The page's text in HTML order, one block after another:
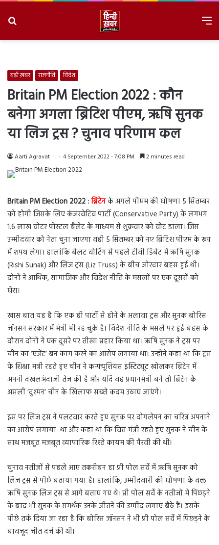
बड़ी ख़बर राजनीति विदेश
Britain PM Election 2022 : कौन
बनेगा अगला ब्रिटिश पीएम, ऋषि सुनक
या लिज ट्रस ? चुनाव परिणाम कल
Aarti Agravat 4 September 2022 - 7:08 PM 2 minutes read
Britain PM Election 2022 :ब्रिटेनकेअगलेपीएमकीघोषणा 5 सितम्बर
कोहोगीजिसकेलिएकंजरवेटिवपार्टी(Conservative Party) केलगभग
1.6 लाखवोटरपोस्टलबैलेटके माध्यम से शुक्रवार को वोट डाला। जिस
उम्मीदवारकोनेताचुनाजाएगावही 5 सितम्बरकोनएब्रिटिशपीएमकेरूप
मेंशपथलेगा। हालांकिबैलटवोटिंगसेपहलेटीवीडिबेटमेंऋषिसुनक
(Rishi Sunak) औरलिजट्रस(Liz Truss) केबीचज़ोरदारबहसहुई थी।
दोनोंनेआर्थिक,सामाजिकऔरविदेशनीतिकेमसलोंपरएकदूसरोंको
घेरा।
खासबातयहहैकिएकहीपार्टीसेहोनेकेअलावाट्रसऔरसुनकबोरिस
जॉनसनसरकारमेंमंत्रीभीरहचुकेहैं। विदेशनीतिकेमसलेपरहुईबहसके
दौरानदोनोंनेएकदूसरेपरतीखाप्रहारकिया था। ऋषिसुनकनेट्रसपर
चीनका‘एजेंट‘बनकामकरनेकाआरोपलगाया था। उन्होंनेकहाथाकिट्रस
केशिक्षामंत्रीरहतेहुएचीननेकन्फ्यूशियसइंस्टिट्यूटखोलकरब्रिटेनमें
अपनीदखलअंदाजीतेजकीहैऔरयदिवहप्रधानमंत्रीबनेतोब्रिटेनके
असली‘दुश्मन‘चीनकेखिलाफसख्तेकदमउठाएजाएंगे।
इसपरलिजट्रसनेपलटवारकरतेहुएसुनकपरदोगलेपनकाचरित्रअपनाने
काआरोपलगाया थाऔरकहा थाकिवित्तमंत्रीरहतेहुएसुनकनेचीनके
साथमजबूतमजबूतव्यापारिकरिश्तेकायमकीपैरवीकीथी।
चुनाव नतीजों से पहले आए तकरीबन हा प्री पोल सर्वे में ऋषि सुनक को
लिज ट्रस से पीछे बताया गया है। हालांकि, उम्मीदवारी की घोषणा के वक्त
ऋषि सुनक लिज ट्रस से आगे बताए गए थे। प्री पोल सर्वे के नतीजों में पिछड़ने
के बाद भी सुनक के समर्थक उनके जीतने की उम्मीद लगाए बैठे हैं। इसके
पीछे तर्क दिया जा रहा है कि बोरिस जॉनसन ने भी प्री पोल सर्वे में पिछड़ने के
बावजूद जीत दर्ज की थी।